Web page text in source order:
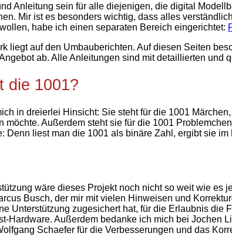
Anleitung sein für alle diejenigen, die digital
Mir ist es besonders wichtig, dass alles
habe ich einen separaten Bereich eingerichtet:
liegt auf den Umbauberichten. Auf diesen Seiten
ab. Alle Anleitungen sind mit detaillierten und
die 1001?
in dreierlei Hinsicht: Sie steht für die 1001
möchte. Außerdem steht sie für die 1001
Denn liest man die 1001 als binäre Zahl, ergibt sie
wäre dieses Projekt noch nicht so weit wie
Busch, der mir mit vielen Hinweisen und
Unterstützung zugesichert hat, für die Erlaubnis
Hardware. Außerdem bedanke ich mich bei Jochen
Schaefer für die Verbesserungen und das